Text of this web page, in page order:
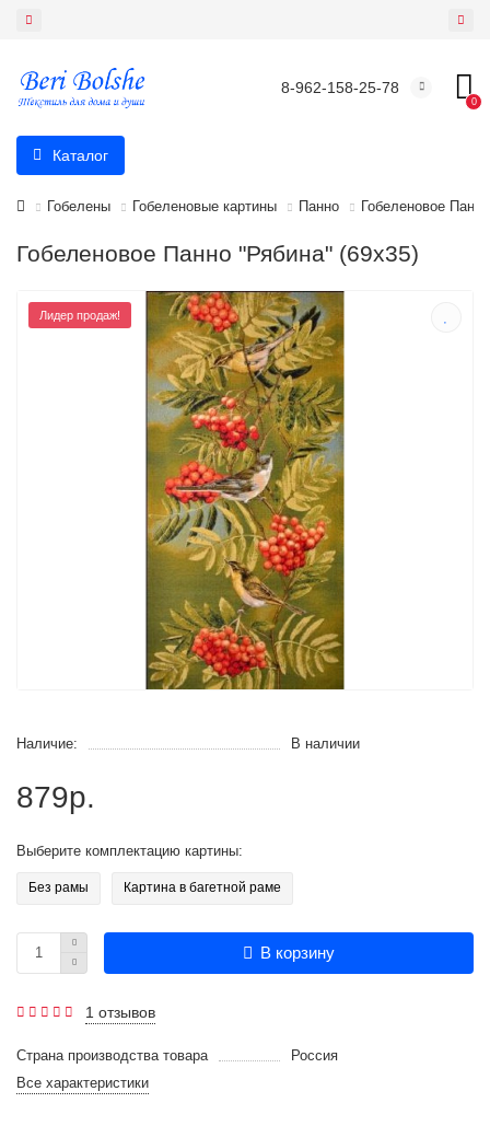
8-962-158-25-78
0
Каталог
Гобелены Гобеленовые картины Панно Гобеленовое
Гобеленовое Панно "Рябина" (69х35)
Лидер продаж!
Наличие: В наличии
879р.
Выберите комплектацию картины:
Без рамы Картина в багетной раме
В корзину
1 отзывов
Страна производства товара
Россия
Все характеристики